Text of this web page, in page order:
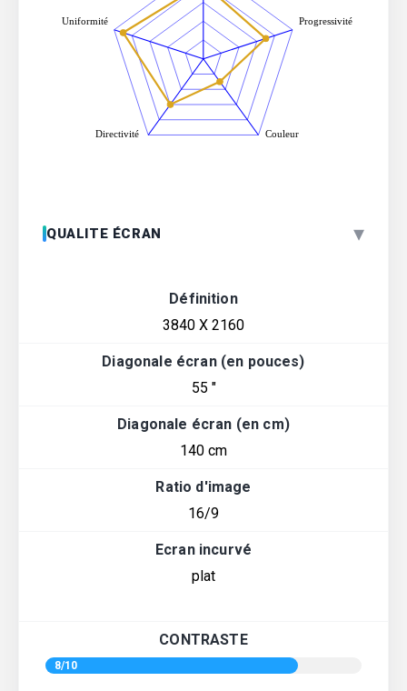
QUALITE ÉCRAN ▾
Définition
3840 X 2160
Diagonale écran (en pouces)
55 "
Diagonale écran (en cm)
140 cm
Ratio d'image
16/9
Ecran incurvé
plat
CONTRASTE
8/10